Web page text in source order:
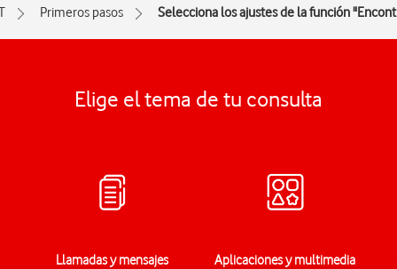
Primeros pasos Selecciona los ajustes de la función
Elige el tema de tu consulta
Llamadas y mensajes Aplicaciones y multimedia